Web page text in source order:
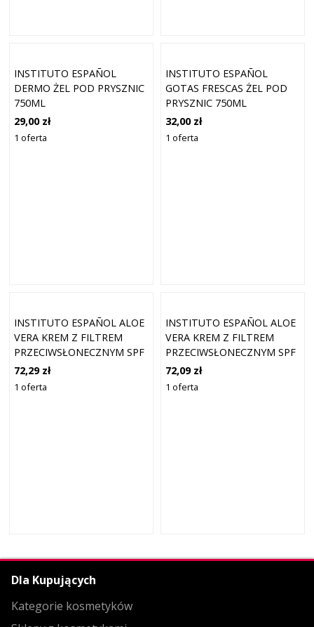
INSTITUTO ESPAÑOL
DERMO ŻEL POD PRYSZNIC
750ML
29,00 zł
1 oferta
INSTITUTO ESPAÑOL
GOTAS FRESCAS ŻEL POD
PRYSZNIC 750ML
32,00 zł
1 oferta
INSTITUTO ESPAÑOL ALOE
VERA KREM Z FILTREM
PRZECIWSŁONECZNYM SPF
30 OCHRONA
PRZECIWSŁONECZNA 100
72,29 zł
1 oferta
INSTITUTO ESPAÑOL ALOE
VERA KREM Z FILTREM
PRZECIWSŁONECZNYM SPF
50+ OCHRONA
PRZECIWSŁONECZNA 100
72,09 zł
1 oferta
Dla Kupujących
Kategorie kosmetyków